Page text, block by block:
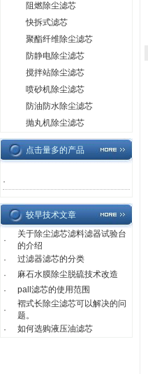
阻燃除尘滤芯
快拆式滤芯
聚酯纤维除尘滤芯
防静电除尘滤芯
搅拌站除尘滤芯
喷砂机除尘滤芯
防油防水除尘滤芯
抛丸机除尘滤芯
点击量多的产品
·
较早技术文章
·
关于除尘滤芯滤料滤器试验台
的介绍
·
过滤器滤芯的分类
·
麻石水膜除尘脱硫技术改造
·
pall滤芯的使用范围
·
褶式长除尘滤芯可以解决的问
题。
·
如何选购液压油滤芯